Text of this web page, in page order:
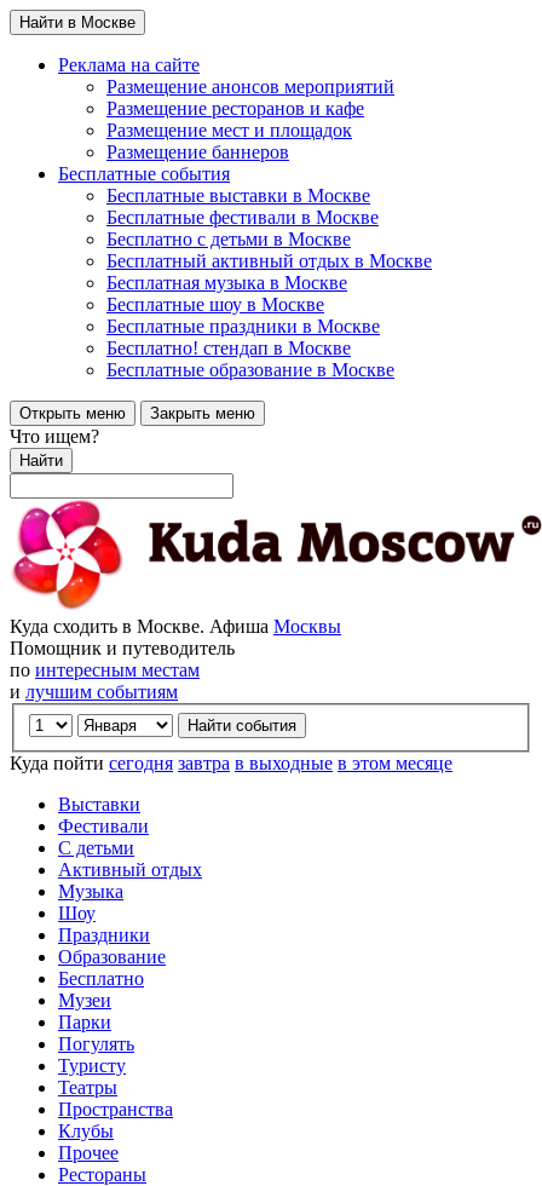
Найти в Москве
Реклама на сайте
Размещение анонсов мероприятий
Размещение ресторанов и кафе
Размещение мест и площадок
Размещение баннеров
Бесплатные события
Бесплатные выставки в Москве
Бесплатные фестивали в Москве
Бесплатно с детьми в Москве
Бесплатный активный отдых в Москве
Бесплатная музыка в Москве
Бесплатные шоу в Москве
Бесплатные праздники в Москве
Бесплатно! стендап в Москве
Бесплатные образование в Москве
Открыть меню Закрыть меню
Что ищем?
Найти
Куда сходить в Москве. Афиша Москвы
Помощник и путеводитель
по интересным местам
и лучшим событиям
Куда пойти сегодня завтра в выходные в этом месяце
Выставки
Фестивали
С детьми
Активный отдых
Музыка
Шоу
Праздники
Образование
Бесплатно
Музеи
Парки
Погулять
Туристу
Театры
Пространства
Клубы
Прочее
Рестораны